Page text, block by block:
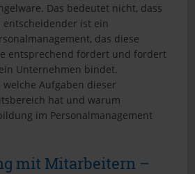
Das bedeutet nicht, dass
entscheidender ist ein
das diese
entsprechend fördert und fordert
Unternehmen bindet.
Aufgaben dieser
hat und warum
im Personalmanagement
mit Mitarbeitern –